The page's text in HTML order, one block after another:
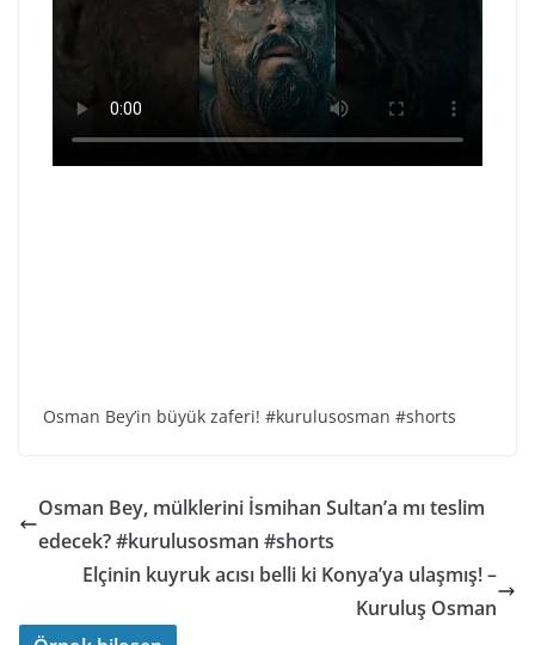
Osman Bey’in büyük zaferi! #kurulusosman #shorts
Osman Bey, mülklerini İsmihan Sultan’a mı teslim
edecek? #kurulusosman #shorts
Elçinin kuyruk acısı belli ki Konya’ya ulaşmış! –
Kuruluş Osman